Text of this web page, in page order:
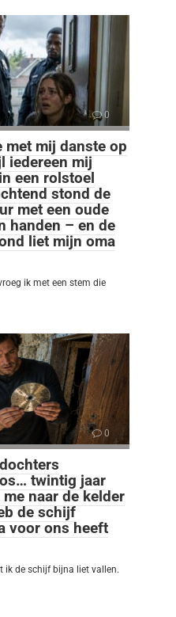
0
met mij danste op
iedereen mij
een rolstoel
stond de
met een oude
handen – en de
liet mijn oma
ik met een stem die
0
twintig jaar
naar de kelder
de schijf
voor ons heeft
ik de schijf bijna liet vallen.